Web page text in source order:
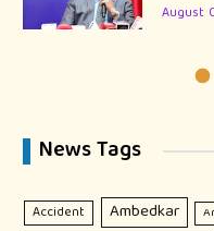
August
News Tags
Accident Ambedkar